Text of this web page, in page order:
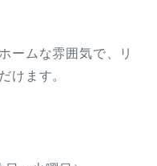
ームな雰囲気で、リ
けます。